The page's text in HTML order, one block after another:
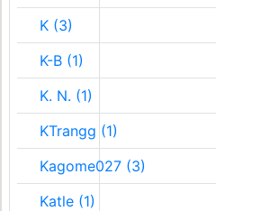
K (3)
K-B (1)
K. N. (1)
KTrangg (1)
Kagome027 (3)
Katle (1)